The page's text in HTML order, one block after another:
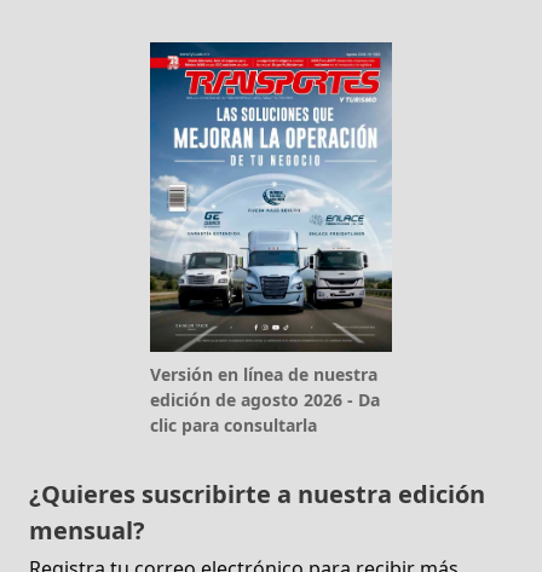
Versión en línea de nuestra
edición de agosto 2026 - Da
clic para consultarla
¿Quieres suscribirte a nuestra edición
mensual?